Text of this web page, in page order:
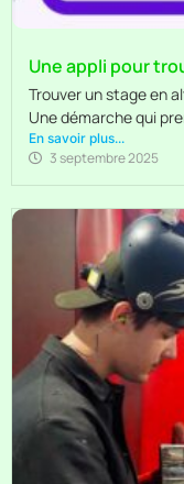
Une appli pour
Trouver un stage en
Une démarche qui
En savoir plus...
3 septembre 2025